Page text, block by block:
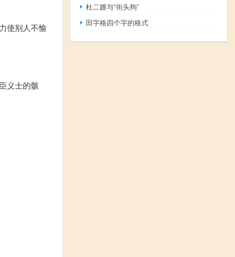
使别人不愉
义士的骸
杜二嫂与“街头狗”
田字格四个字的格式